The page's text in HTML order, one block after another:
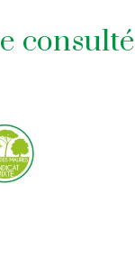
consulté